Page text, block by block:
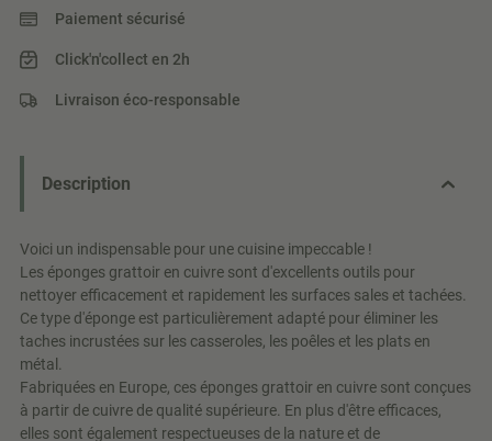
Paiement sécurisé
Click'n'collect en 2h
Livraison éco-responsable
Description
Voici un indispensable pour une cuisine impeccable !
Les éponges grattoir en cuivre sont d'excellents outils pour
nettoyer efficacement et rapidement les surfaces sales et tachées.
Ce type d'éponge est particulièrement adapté pour éliminer les
taches incrustées sur les casseroles, les poêles et les plats en
métal.
Fabriquées en Europe, ces éponges grattoir en cuivre sont conçues
à partir de cuivre de qualité supérieure. En plus d'être efficaces,
elles sont également respectueuses de la nature et de